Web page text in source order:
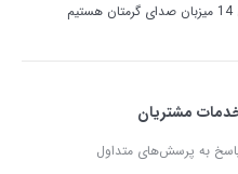
مشتریان
به پرسش‌های متداول